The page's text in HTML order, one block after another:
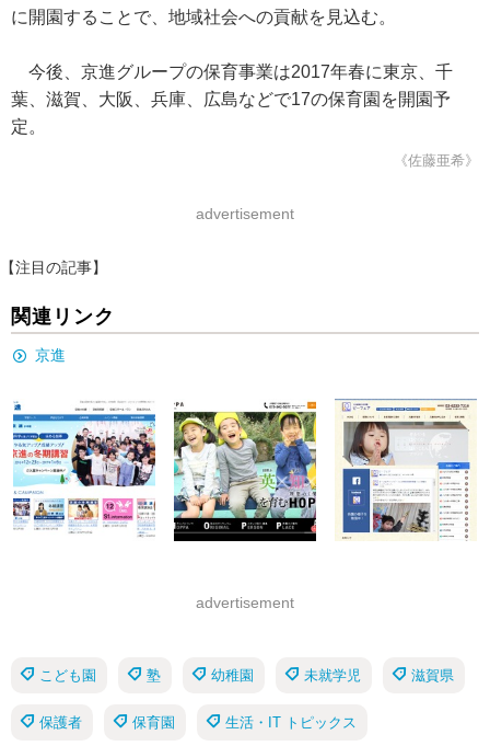
に開園することで、地域社会への貢献を見込む。
今後、京進グループの保育事業は2017年春に東京、千
葉、滋賀、大阪、兵庫、広島などで17の保育園を開園予
定。
《佐藤亜希》
advertisement
【注目の記事】
関連リンク
京進
advertisement
こども園 塾 幼稚園 未就学児 滋賀県
保護者 保育園 生活・IT トピックス